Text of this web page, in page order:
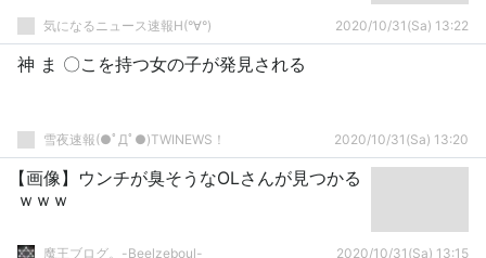
気になるニュース速報H(°∀°) 2020/10/31(Sa) 13:22
神 ま 〇こを持つ女の子が発見される
雪夜速報(●ﾟДﾟ●)TWINEWS！ 2020/10/31(Sa) 13:20
【画像】ウンチが臭そうなOLさんが見つかる
ｗｗｗ
魔王ブログ。-Beelzeboul- 2020/10/31(Sa) 13:15